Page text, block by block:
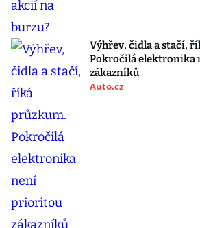
Výhřev, čidla a stačí,
Pokročilá
zákazníků
Auto.cz